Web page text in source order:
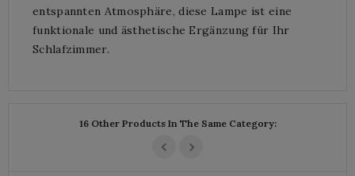
entspannten Atmosphäre, diese Lampe ist eine
funktionale und ästhetische Ergänzung für Ihr
Schlafzimmer.
16 Other Products In The Same Category: